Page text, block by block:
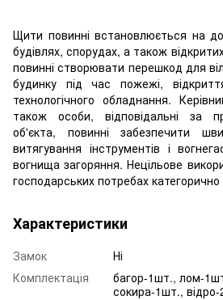
Щити повинні встановлюється на
будівлях, спорудах, а також
повинні створювати перешкод для
будинку під час пожежі,
технологічного обладнання.
також особи, відповідальні за
об'єкта, повинні забезпечити
витягування інструментів і
вогнища загоряння. Нецільове
господарських потребах
Характеристики
Замок
Ні
Комплектація
багор-1шт., лом-
сокира-1шт.,